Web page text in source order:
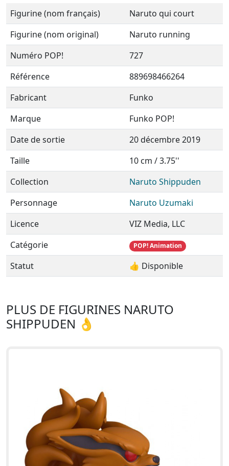
Figurine (nom français)
Naruto qui court
Figurine (nom original)
Naruto running
Numéro POP!
727
Référence
889698466264
Fabricant
Funko
Marque
Funko POP!
Date de sortie
20 décembre 2019
Taille
10 cm / 3.75''
Collection
Naruto Shippuden
Personnage
Naruto Uzumaki
Licence
VIZ Media, LLC
Catégorie
POP! Animation
Statut 👍 Disponible
PLUS DE FIGURINES NARUTO
SHIPPUDEN 👌